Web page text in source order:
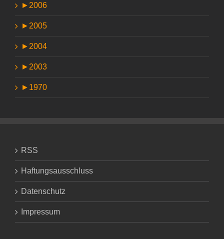
► 2006
► 2005
► 2004
► 2003
► 1970
RSS
Haftungsausschluss
Datenschutz
Impressum